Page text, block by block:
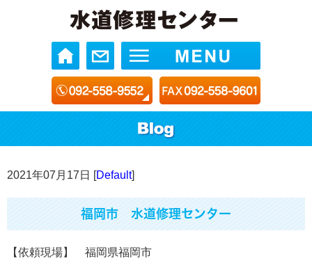
2021年07月17日 [Default]
福岡市 水道修理センター
【依頼現場】 福岡県福岡市